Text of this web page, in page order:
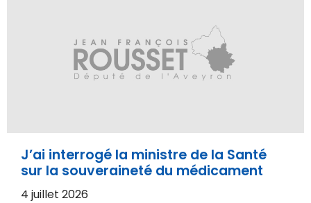
J’ai interrogé la ministre de la Santé
sur la souveraineté du médicament
4 juillet 2026